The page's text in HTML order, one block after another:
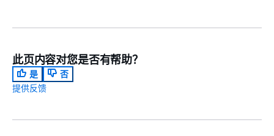
此页内容对您是否有帮助？
是
否
提供反馈